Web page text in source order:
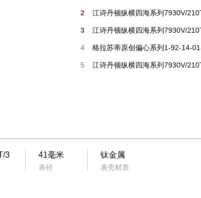
26450ST.OO.1356ST.01-B
2 江诗丹顿纵横四海系列7930V/
H075
3 江诗丹顿纵横四海系列7930V/
H073
4 格拉苏蒂原创偏心系列1-92-14-
03-61
5 江诗丹顿纵横四海系列7930V/
3 41毫米
表径
钛金属
表壳材质